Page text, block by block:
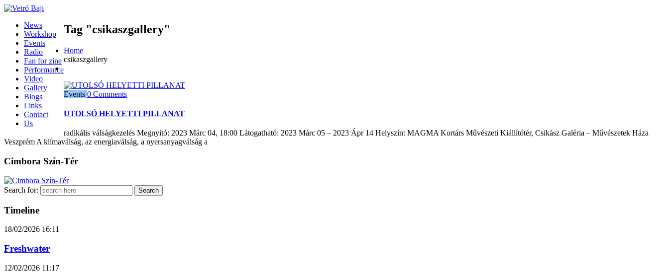
News
Workshop
Events
Radio
Fan for zine
Performance
Video
Gallery
Blogs
Links
Contact
Us
Tag "csikaszgallery"
Home
csikaszgallery
Events 0 Comments
UTOLSÓ HELYETTI PILLANAT
radikális válságkezelés Megnyitó: 2023 Márc 04, 18:00 Látogatható: 2023 Márc 05 – 2023 Ápr 14 Helyszín: MAGMA Kortárs Művészeti Kiállítótér, Csikász Galéria – Művészetek Háza
Veszprém A klímaválság, az energiaválság, a nyersanyagválság a
Cimbora Szín-Tér
Search for:
Timeline
18/02/2026 16:11
Freshwater
12/02/2026 11:17